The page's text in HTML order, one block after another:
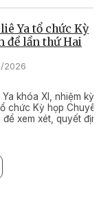
Ya tổ chức Kỳ
đề lần thứ Hai
2026
khóa XI, nhiệm kỳ
chức Kỳ họp
để xem xét, quyết